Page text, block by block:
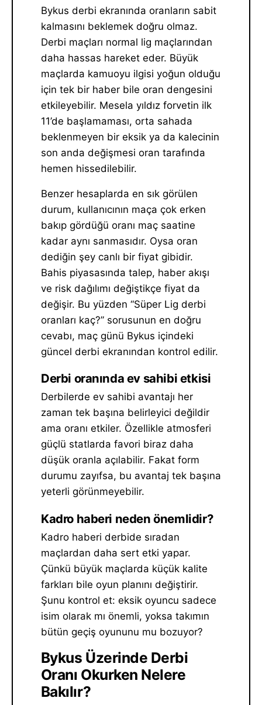
Bykus derbi ekranında oranların sabit
kalmasını beklemek doğru olmaz.
Derbi maçları normal lig maçlarından
daha hassas hareket eder. Büyük
maçlarda kamuoyu ilgisi yoğun olduğu
için tek bir haber bile oran dengesini
etkileyebilir. Mesela yıldız forvetin ilk
11’de başlamaması, orta sahada
beklenmeyen bir eksik ya da kalecinin
son anda değişmesi oran tarafında
hemen hissedilebilir.
Benzer hesaplarda en sık görülen
durum, kullanıcının maça çok erken
bakıp gördüğü oranı maç saatine
kadar aynı sanmasıdır. Oysa oran
dediğin şey canlı bir fiyat gibidir.
Bahis piyasasında talep, haber akışı
ve risk dağılımı değiştikçe fiyat da
değişir. Bu yüzden “Süper Lig derbi
oranları kaç?” sorusunun en doğru
cevabı, maç günü Bykus içindeki
güncel derbi ekranından kontrol edilir.
Derbi oranında ev sahibi etkisi
Derbilerde ev sahibi avantajı her
zaman tek başına belirleyici değildir
ama oranı etkiler. Özellikle atmosferi
güçlü statlarda favori biraz daha
düşük oranla açılabilir. Fakat form
durumu zayıfsa, bu avantaj tek başına
yeterli görünmeyebilir.
Kadro haberi neden önemlidir?
Kadro haberi derbide sıradan
maçlardan daha sert etki yapar.
Çünkü büyük maçlarda küçük kalite
farkları bile oyun planını değiştirir.
Şunu kontrol et: eksik oyuncu sadece
isim olarak mı önemli, yoksa takımın
bütün geçiş oyununu mu bozuyor?
Bykus Üzerinde Derbi
Oranı Okurken Nelere
Bakılır?